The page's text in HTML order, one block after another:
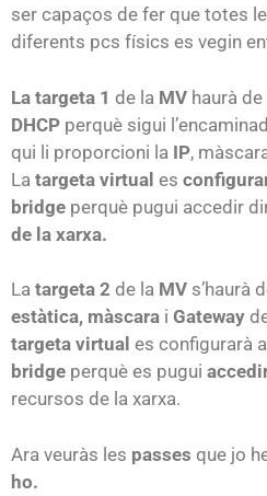
ser capaços de fer que totes
diferents pcs físics es vegin
La targeta 1 de la MV haurà de
DHCP perquè sigui
qui li proporcioni la IP,
La targeta virtual es
bridge perquè pugui accedir
de la xarxa.
La targeta 2 de la MV s’haurà
estàtica, màscara i Gateway
targeta virtual es configurarà a
bridge perquè es pugui
recursos de la xarxa.
Ara veuràs les passes que jo
ho.